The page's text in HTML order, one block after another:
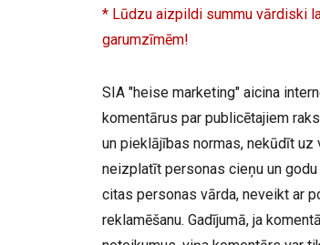
* Lūdzu aizpildi summu vārdiski
garumzīmēm!
SIA "heise marketing" aicina
komentārus par publicētajiem
un pieklājības normas, nekūdīt uz
neizplatīt personas cieņu un
citas personas vārda, neveikt ar
reklamēšanu. Gadījumā, ja